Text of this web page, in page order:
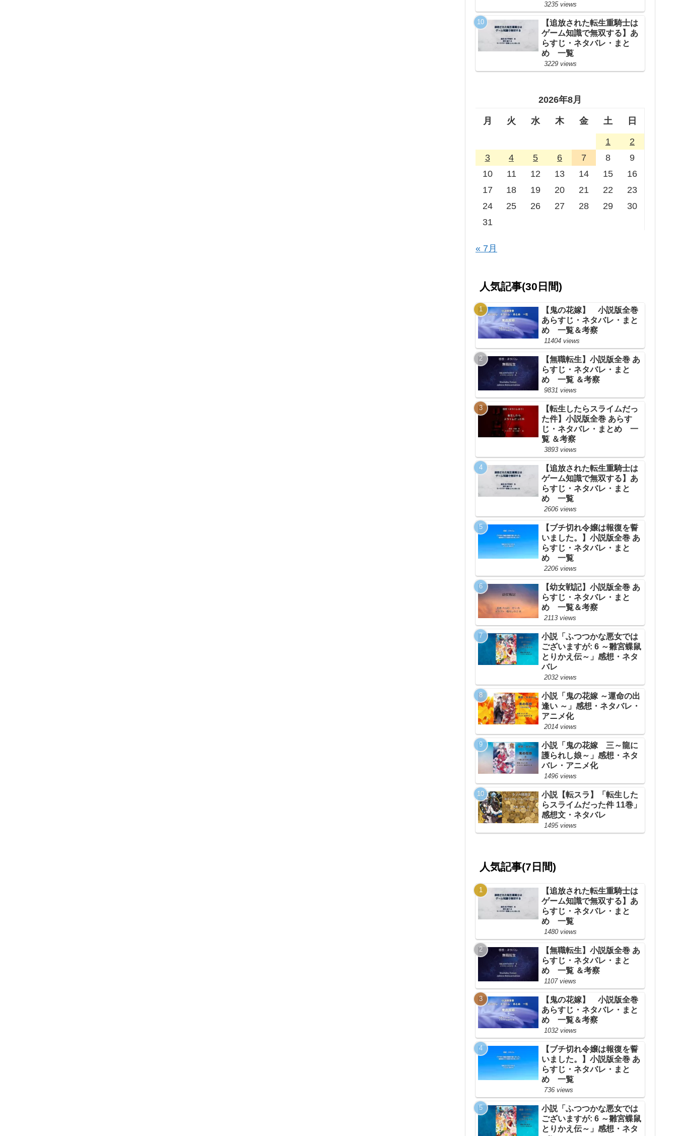
3235 views
【追放された転生重騎士は
ゲーム知識で無双する】あ
らすじ・ネタバレ・まと
め 一覧
3229 views
2026年8月
月 火 水 木 金 土 日
1
2
3
4 5 6 7 8
9
10
11 12 13 14 15
16
17
18 19 20 21 22
23
24
25 26 27 28 29
30
31
« 7月
人気記事(30日間)
【鬼の花嫁】 小説版全巻
あらすじ・ネタバレ・まと
め 一覧＆考察
11404 views
【無職転生】小説版全巻 あ
らすじ・ネタバレ・まと
め 一覧 ＆考察
9831 views
【転生したらスライムだっ
た件】小説版全巻 あらす
じ・ネタバレ・まとめ 一
覧 ＆考察
3893 views
【追放された転生重騎士は
ゲーム知識で無双する】あ
らすじ・ネタバレ・まと
め 一覧
2606 views
【ブチ切れ令嬢は報復を誓
いました。】小説版全巻 あ
らすじ・ネタバレ・まと
め 一覧
2206 views
【幼女戦記】小説版全巻 あ
らすじ・ネタバレ・まと
め 一覧＆考察
2113 views
小説「ふつつかな悪女では
ございますが: 6 ～雛宮蝶鼠
とりかえ伝～」感想・ネタ
バレ
2032 views
小説「鬼の花嫁 ～運命の出
逢い ～」感想・ネタバレ・
アニメ化
2014 views
小説「鬼の花嫁 三～龍に
護られし娘～」感想・ネタ
バレ・アニメ化
1496 views
小説【転スラ】「転生した
らスライムだった件 11巻」
感想文・ネタバレ
1495 views
人気記事(7日間)
【追放された転生重騎士は
ゲーム知識で無双する】あ
らすじ・ネタバレ・まと
め 一覧
1480 views
【無職転生】小説版全巻 あ
らすじ・ネタバレ・まと
め 一覧 ＆考察
1107 views
【鬼の花嫁】 小説版全巻
あらすじ・ネタバレ・まと
め 一覧＆考察
1032 views
【ブチ切れ令嬢は報復を誓
いました。】小説版全巻 あ
らすじ・ネタバレ・まと
め 一覧
736 views
小説「ふつつかな悪女では
ございますが: 6 ～雛宮蝶鼠
とりかえ伝～」感想・ネタ